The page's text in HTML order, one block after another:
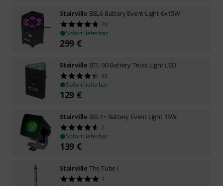
Stairville BEL6 Battery Event Light 6x15W
20
Sofort lieferbar
299 €
Stairville BTL-30 Battery Truss Light LED
82
Sofort lieferbar
129 €
Stairville BEL1+ Battery Event Light 15W
7
Sofort lieferbar
139 €
Stairville The Tube I
1